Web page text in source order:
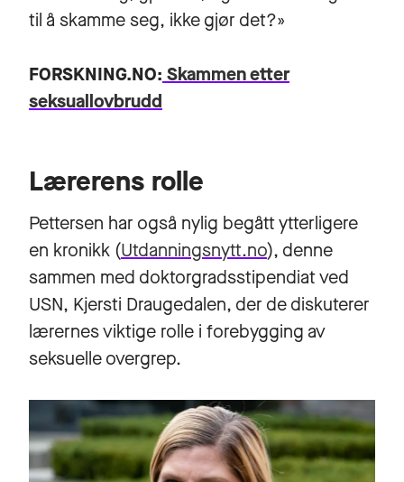
til å skamme seg, ikke gjør det?»
FORSKNING.NO: Skammen etter
seksuallovbrudd
Lærerens rolle
Pettersen har også nylig begått ytterligere
en kronikk (Utdanningsnytt.no), denne
sammen med doktorgradsstipendiat ved
USN, Kjersti Draugedalen, der de diskuterer
lærernes viktige rolle i forebygging av
seksuelle overgrep.